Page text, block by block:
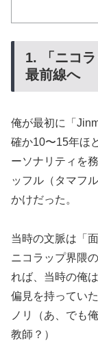
1. 「ニコ
最前線へ
俺が最初に「
確か10〜15年ほ
ーソナリティを
ッフル（タマフ
かけだった。
当時の文脈は「
ニコラップ界隈
れば、当時の俺
偏見を持ってい
ノリ（あ、でも
教師？）